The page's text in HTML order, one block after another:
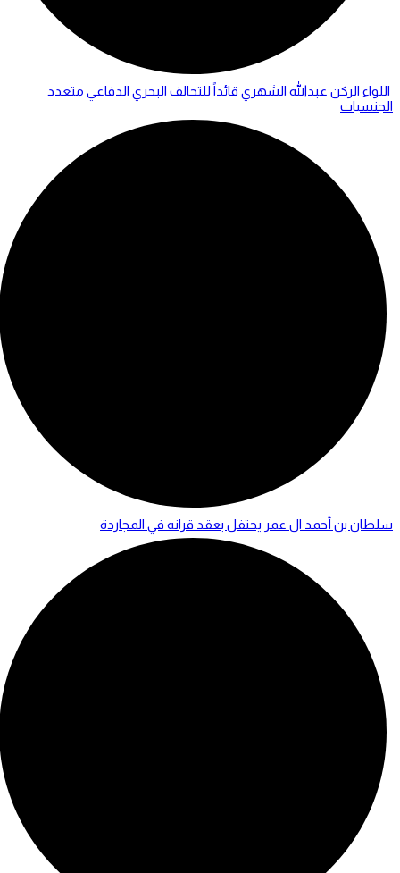
اللواء الركن عبدالله الشهري قائداً للتحالف البحري الدفاعي متعدد
الجنسيات
سلطان بن أحمد ال عمر يحتفل بعقد قرانه في المجاردة